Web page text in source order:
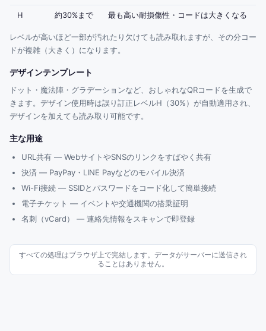
H 約30%まで 最も高い耐損傷性・コードは大きくなる
レベルが高いほど一部が汚れたり欠けても読み取れますが、その分コー
ドが複雑（大きく）になります。
デザインテンプレート
ドット・魔法陣・グラデーションなど、おしゃれなQRコードを生成で
きます。デザイン使用時は誤り訂正レベルH（30%）が自動適用され、
デザインを加えても読み取り可能です。
主な用途
URL共有 — WebサイトやSNSのリンクをすばやく共有
決済 — PayPay・LINE Payなどのモバイル決済
Wi-Fi接続 — SSIDとパスワードをコード化して簡単接続
電子チケット — イベントや交通機関の搭乗証明
名刺（vCard） — 連絡先情報をスキャンで即登録
すべての処理はブラウザ上で完結します。データがサーバーに送信され
ることはありません。